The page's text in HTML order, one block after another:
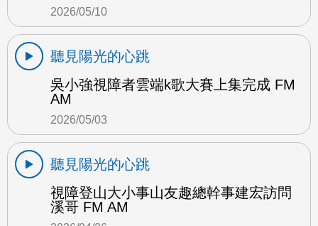
2026/05/10
聽見陽光的心跳
吳小強視障者雲端k歌大賽上集完成 FM
AM
2026/05/03
聽見陽光的心跳
視障登山大小事山友趣總幹事建宏訪問
溪哥 FM AM